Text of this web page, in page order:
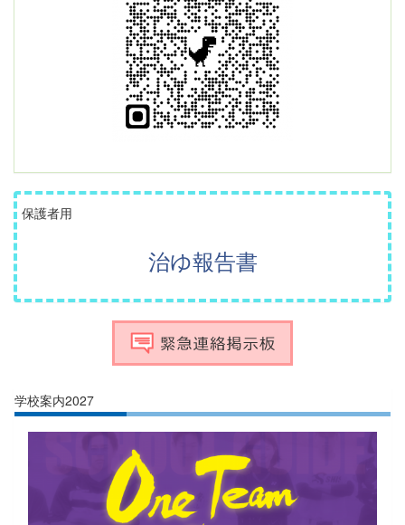
保護者用
治ゆ報告書
学校案内2027